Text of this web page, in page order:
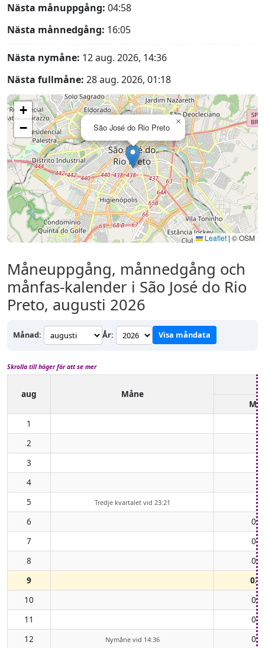
Nästa månuppgång: 04:58
Nästa månnedgång: 16:05
Nästa nymåne: 12 aug. 2026, 14:36
Nästa fullmåne: 28 aug. 2026, 01:18
São José do Rio Preto
×
+
−
Leaflet|© OSM
Måneuppgång, månnedgång och
månfas-kalender i São José do Rio
Preto, augusti 2026
Månad: År: Visa måndata
Skrolla till höger för att se mer
aug
Måne
1
2
3
4
5
Tredje kvartalet vid 23:21
6
7
8
9
10
11
12
Nymåne vid 14:36